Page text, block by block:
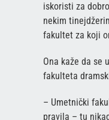
iskoristi za
nekim
fakultet za koji
Ona kaže da se
fakulteta
– Umetnički
pravila – tu